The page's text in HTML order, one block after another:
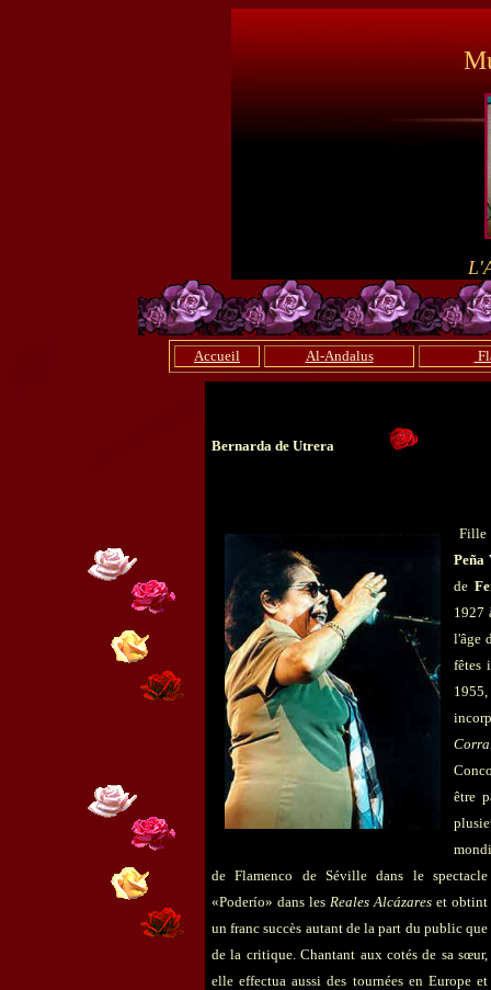
Accueil Al-Andalus
Bernarda de Utrera
Peña
de
1927
l'âge
fêtes
être
de Flamenco de Séville dans le spectacle
«Poderío» dans les Reales Alcázares et obtint
un franc succès autant de la part du public que
de la critique. Chantant aux cotés de sa sœur,
elle effectua aussi des tournées en Europe et